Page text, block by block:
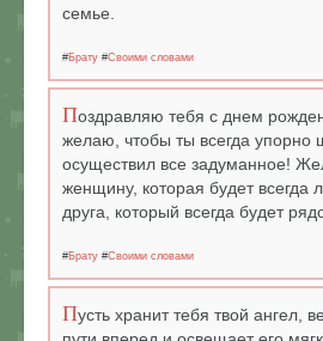
семье.
#Брату #Своими словами
Поздравляю тебя с днем
желаю, чтобы ты всегда упорно
осуществил все задуманное!
женщину, которая будет всегда
друга, который всегда будет
#Брату #Своими словами
Пусть хранит тебя твой ангел,